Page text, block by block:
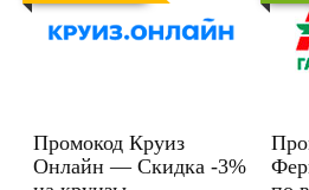
Промокод Круиз
Онлайн — Скидка -3%